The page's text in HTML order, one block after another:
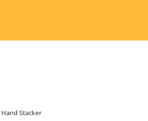
Hand Stacker